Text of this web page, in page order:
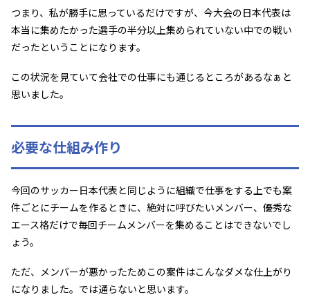
つまり、私が勝手に思っているだけですが、今大会の日本代表は
本当に集めたかった選手の半分以上集められていない中での戦い
だったということになります。
この状況を見ていて会社での仕事にも通じるところがあるなぁと
思いました。
必要な仕組み作り
今回のサッカー日本代表と同じように組織で仕事をする上でも案
件ごとにチームを作るときに、絶対に呼びたいメンバー、優秀な
エース格だけで毎回チームメンバーを集めることはできないでし
ょう。
ただ、メンバーが悪かったためこの案件はこんなダメな仕上がり
になりました。では通らないと思います。